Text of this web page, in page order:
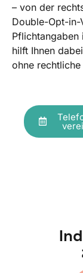
– von der
Double-Opt-in-
Pflichtangaben
hilft Ihnen
ohne